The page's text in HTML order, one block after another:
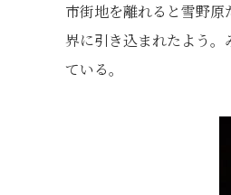
市街地を離れると雪野
界に引き込まれたよう
ている。